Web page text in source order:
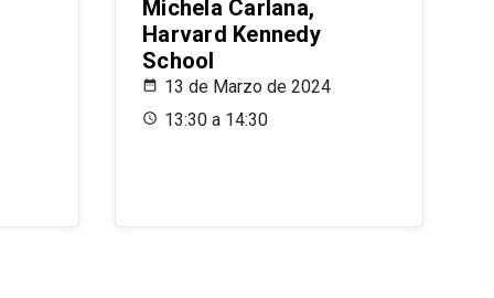
Michela Carlana,
Harvard Kennedy
School
13 de Marzo de 2024
13:30 a 14:30